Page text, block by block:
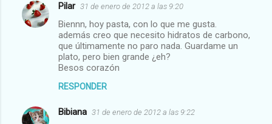
s
Pilar 31 de enero de 2012 a las 9:20
Biennn, hoy pasta, con lo que me gusta.
además creo que necesito hidratos de carbono,
que últimamente no paro nada. Guardame un
plato, pero bien grande ¿eh?
Besos corazón
RESPONDER
Bibiana 31 de enero de 2012 a las 9:22